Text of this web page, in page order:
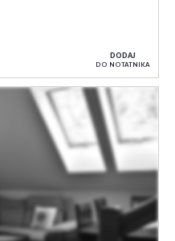
DODAJ
DO NOTATNIKA